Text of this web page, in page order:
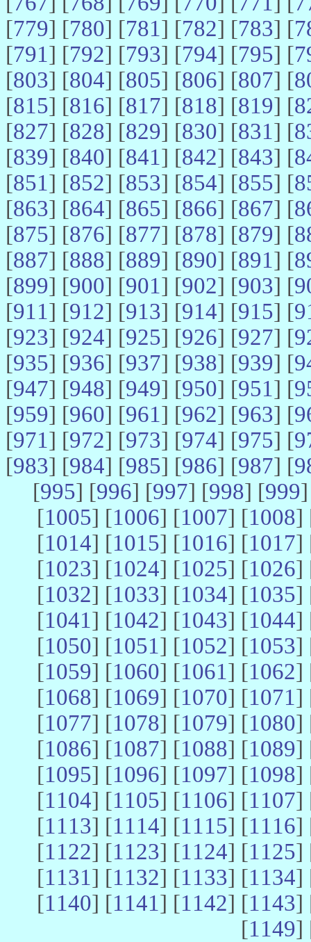
[779] [780] [781] [782] [783] [
[791] [792] [793] [794] [795] [
[803] [804] [805] [806] [807] [
[815] [816] [817] [818] [819] [
[827] [828] [829] [830] [831] [
[839] [840] [841] [842] [843] [
[851] [852] [853] [854] [855] [
[863] [864] [865] [866] [867] [
[875] [876] [877] [878] [879] [
[887] [888] [889] [890] [891] [
[899] [900] [901] [902] [903] [
[911] [912] [913] [914] [915] [
[923] [924] [925] [926] [927] [
[935] [936] [937] [938] [939] [
[947] [948] [949] [950] [951] [
[959] [960] [961] [962] [963] [
[971] [972] [973] [974] [975] [
[983] [984] [985] [986] [987] [
[995] [996] [997] [998] [999
[1005] [1006] [1007] [1008]
[1014] [1015] [1016] [1017]
[1023] [1024] [1025] [1026]
[1032] [1033] [1034] [1035]
[1041] [1042] [1043] [1044]
[1050] [1051] [1052] [1053]
[1059] [1060] [1061] [1062]
[1068] [1069] [1070] [1071]
[1077] [1078] [1079] [1080]
[1086] [1087] [1088] [1089]
[1095] [1096] [1097] [1098]
[1104] [1105] [1106] [1107]
[1113] [1114] [1115] [1116]
[1122] [1123] [1124] [1125]
[1131] [1132] [1133] [1134]
[1140] [1141] [1142] [1143]
[1149]